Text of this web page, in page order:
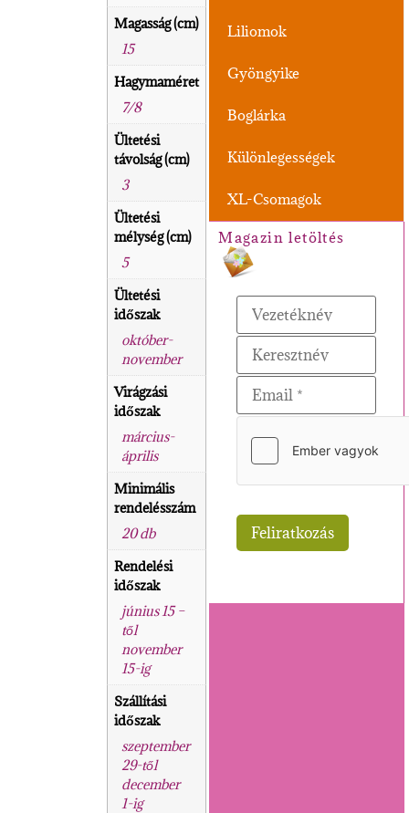
Liliomok
Gyöngyike
Boglárka
Különlegességek
XL-Csomagok
Magazin letöltés
Magasság (cm)
15
Hagymaméret
7/8
Ültetési
távolság (cm)
3
Ültetési
mélység (cm)
5
Ültetési
időszak
október-
november
Virágzási
időszak
március-
április
Minimális
rendelésszám
20 db
Rendelési
időszak
június 15 –
től
november
15-ig
Szállítási
időszak
szeptember
29-től
december
1-ig